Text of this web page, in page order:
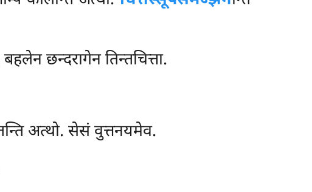
छन्दरागेन तिन्तचित्ता.
अत्थो. सेसं वुत्तनयमेव.